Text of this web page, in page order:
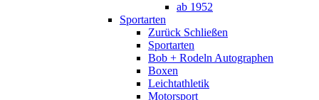
ab 1952
Sportarten
Zurück Schließen
Sportarten
Bob + Rodeln Autographen
Boxen
Leichtathletik
Motorsport